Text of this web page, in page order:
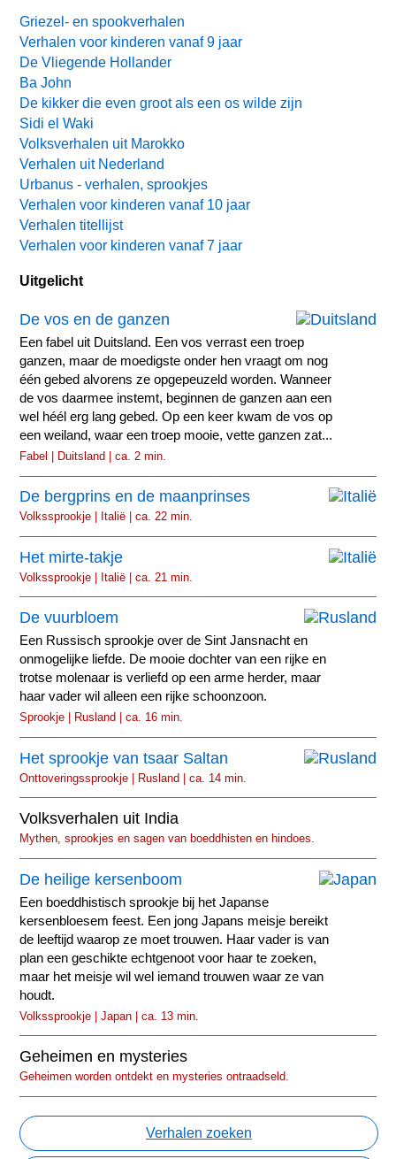
Griezel- en spookverhalen
Verhalen voor kinderen vanaf 9 jaar
De Vliegende Hollander
Ba John
De kikker die even groot als een os wilde zijn
Sidi el Waki
Volksverhalen uit Marokko
Verhalen uit Nederland
Urbanus - verhalen, sprookjes
Verhalen voor kinderen vanaf 10 jaar
Verhalen titellijst
Verhalen voor kinderen vanaf 7 jaar
Uitgelicht
De vos en de ganzen
Een fabel uit Duitsland. Een vos verrast een troep
ganzen, maar de moedigste onder hen vraagt om nog
één gebed alvorens ze opgepeuzeld worden. Wanneer
de vos daarmee instemt, beginnen de ganzen aan een
wel héél erg lang gebed. Op een keer kwam de vos op
een weiland, waar een troep mooie, vette ganzen zat...
Fabel | Duitsland | ca. 2 min.
De bergprins en de maanprinses
Volkssprookje | Italië | ca. 22 min.
Het mirte-takje
Volkssprookje | Italië | ca. 21 min.
De vuurbloem
Een Russisch sprookje over de Sint Jansnacht en
onmogelijke liefde. De mooie dochter van een rijke en
trotse molenaar is verliefd op een arme herder, maar
haar vader wil alleen een rijke schoonzoon.
Sprookje | Rusland | ca. 16 min.
Het sprookje van tsaar Saltan
Onttoveringssprookje | Rusland | ca. 14 min.
Volksverhalen uit India
Mythen, sprookjes en sagen van boeddhisten en hindoes.
De heilige kersenboom
Een boeddhistisch sprookje bij het Japanse
kersenbloesem feest. Een jong Japans meisje bereikt
de leeftijd waarop ze moet trouwen. Haar vader is van
plan een geschikte echtgenoot voor haar te zoeken,
maar het meisje wil wel iemand trouwen waar ze van
houdt.
Volkssprookje | Japan | ca. 13 min.
Geheimen en mysteries
Geheimen worden ontdekt en mysteries ontraadseld.
Verhalen zoeken